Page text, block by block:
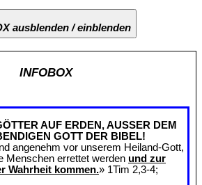
INFOBOX ausblenden / einblenden
INFOBOX
AUF ERDEN, AUSSER DEM
GOTT DER BIBEL!
angenehm vor unserem Heiland-Gott,
Menschen errettet werden und zur
Wahrheit kommen.» 1Tim 2,3-4;